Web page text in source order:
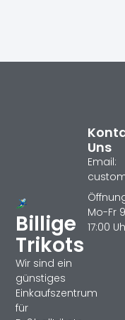
Billige
Trikots
Wir sind ein
günstiges
Einkaufszentrum
für
Uns
Email:
Mo-Fr
17:00